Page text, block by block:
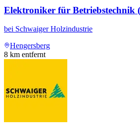
Elektroniker für Betriebstechnik
bei Schwaiger Holzindustrie
Hengersberg
8 km entfernt